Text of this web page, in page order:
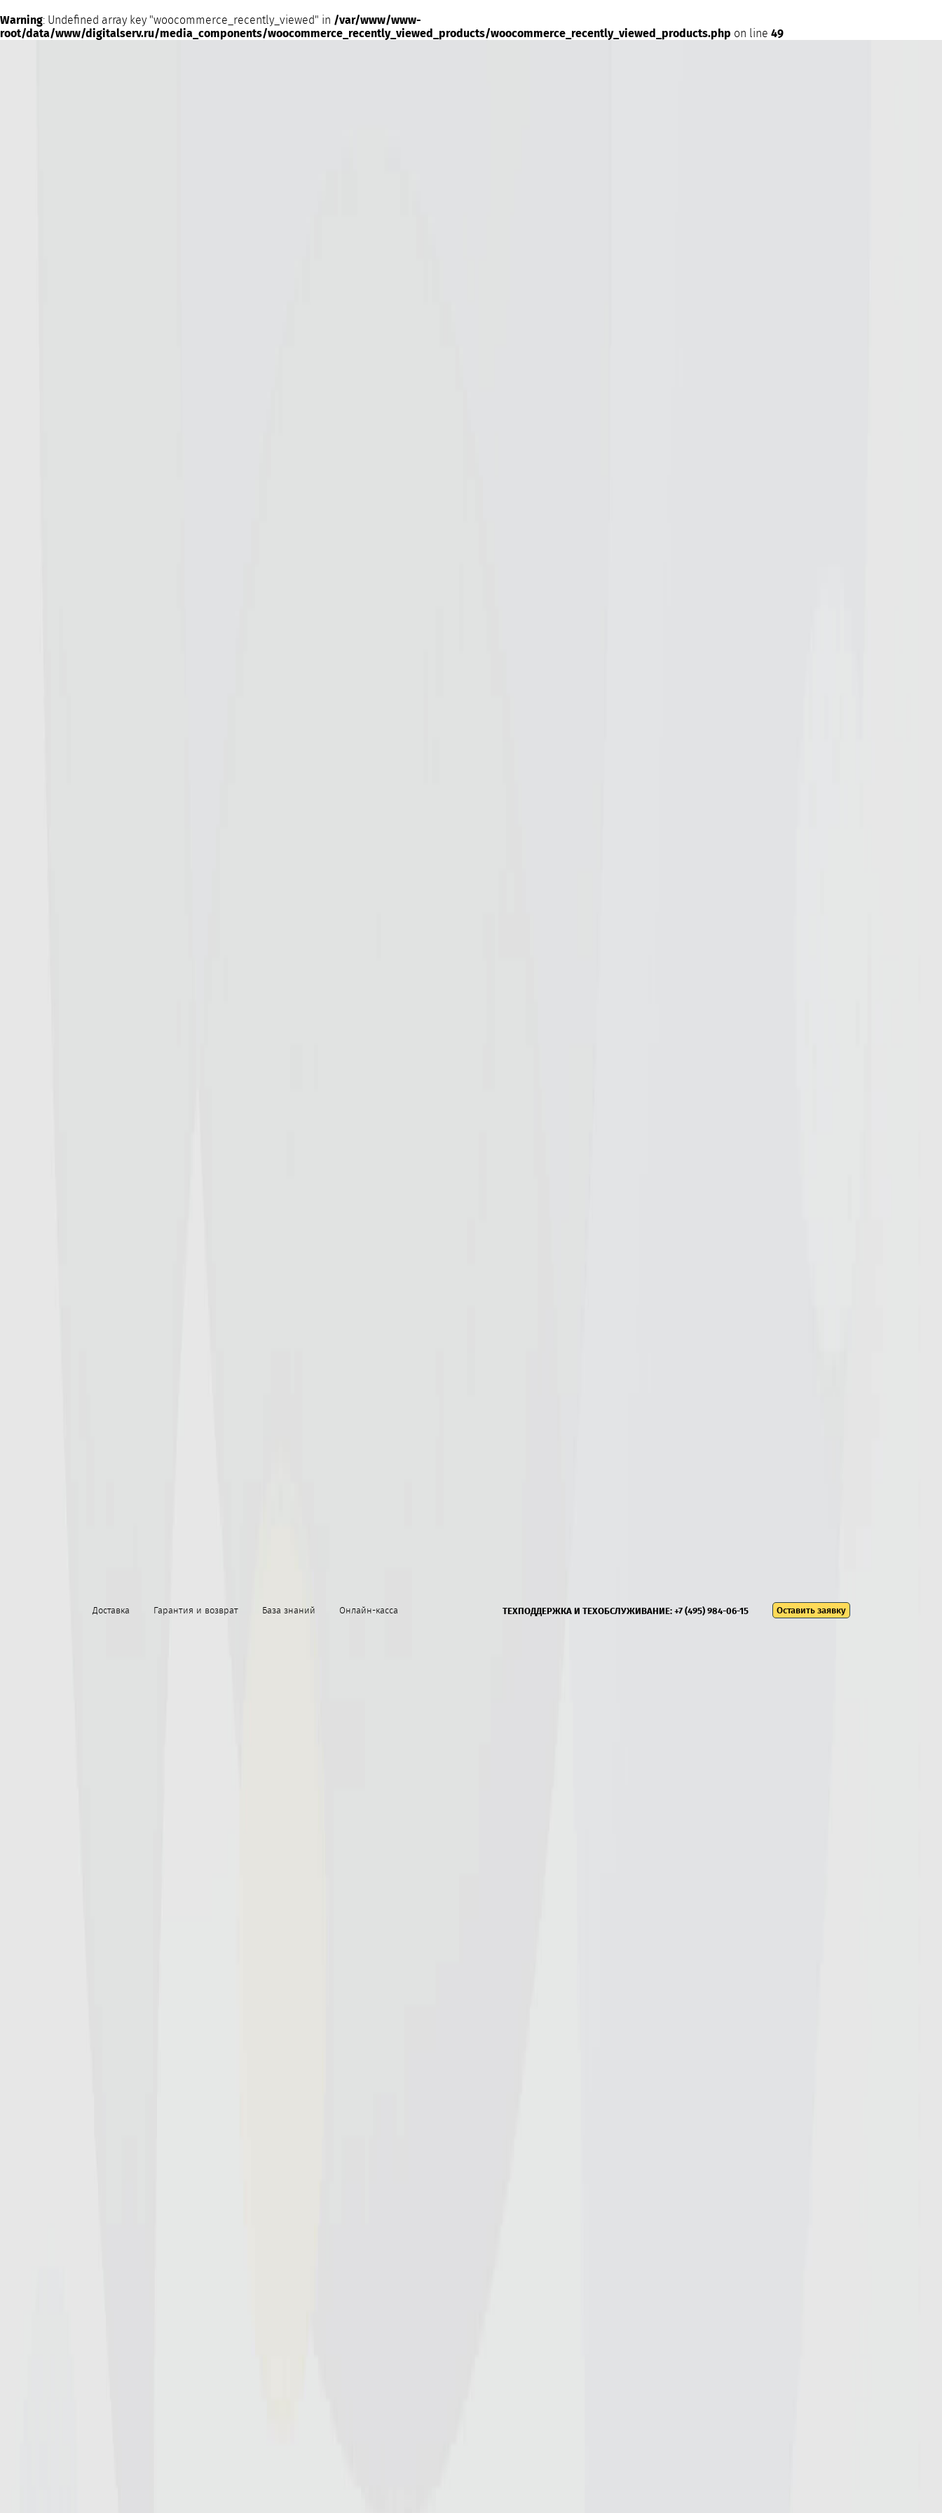
Warning: Undefined array key "woocommerce_recently_viewed" in /var/www/www-
root/data/www/digitalserv.ru/media_components/woocommerce_recently_viewed_products/woocommerce_recently_viewed_products.php on line 49
Доставка Гарантия и возврат База знаний Онлайн-касса ТЕХПОДДЕРЖКА И ТЕХОБСЛУЖИВАНИЕ: +7 (495) 984-06-15 Оставить заявку